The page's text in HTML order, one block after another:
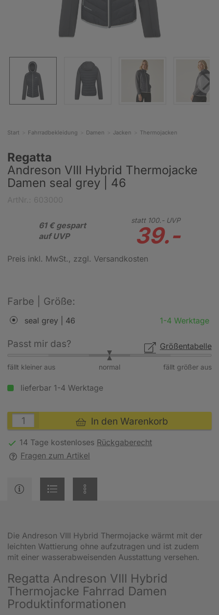
Start Fahrradbekleidung Damen Jacken Thermojacken
Regatta
Andreson VIII Hybrid Thermojacke
Damen seal grey | 46
61 € gespart
auf UVP
statt 100.-UVP
39.-
Preis inkl. MwSt., zzgl. Versandkosten
Farbe | Größe:
seal grey | 46 1-4 Werktage
Größentabelle
Passt mir das?
fällt kleiner aus fällt größer aus
normal
lieferbar 1-4 Werktage
In den Warenkorb
14 Tage kostenloses Rückgaberecht
Fragen zum Artikel
Die Andreson VIII Hybrid Thermojacke wärmt mit der
leichten Wattierung ohne aufzutragen und ist zudem
mit einer wasserabweisenden Ausstattung versehen.
Regatta Andreson VIII Hybrid
Thermojacke Fahrrad Damen
Produktinformationen